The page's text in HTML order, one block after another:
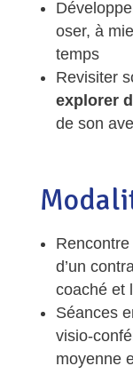
oser, à
temps
Revisiter
explorer
de son
d’un
coaché et
Séances
visio-
moyenne